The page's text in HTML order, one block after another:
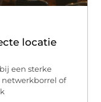
locatie
een sterke
netwerkborrel of